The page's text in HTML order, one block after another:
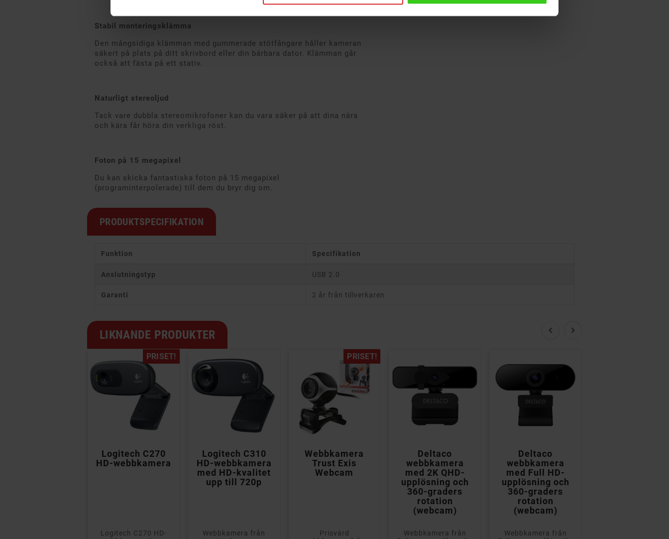
Stabil monteringsklämma
Den mångsidiga klämman med gummerade stötfångare håller kameran
säkert på plats på ditt skrivbord eller din bärbara dator. Klämman går
också att fästa på ett stativ.
Naturligt stereoljud
Tack vare dubbla stereomikrofoner kan du vara säker på att dina nära
och kära får höra din verkliga röst.
Foton på 15 megapixel
Du kan skicka fantastiska foton på 15 megapixel
(programinterpolerade) till dem du bryr dig om.
PRODUKTSPECIFIKATION
Funktion Specifikation
Anslutningstyp USB 2.0
Garanti 2 år från tillverkaren
LIKNANDE PRODUKTER
PRISET!
Logitech C270
HD-webbkamera
Logitech C270 HD-
Logitech C310
HD-webbkamera
med HD-kvalitet
upp till 720p
Webbkamera från
PRISET!
Webbkamera
Trust Exis
Webcam
Prisvärd
Deltaco
webbkamera
med 2K QHD-
upplösning och
360-graders
rotation
(webcam)
Webbkamera från
Deltaco
webbkamera
med Full HD-
upplösning och
360-graders
rotation
(webcam)
Webbkamera från